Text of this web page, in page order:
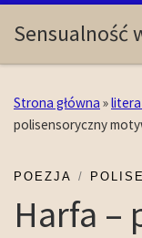
Skip to content
Sensualność
Strona główna »
polisensoryczny
POEZJA
Harfa –